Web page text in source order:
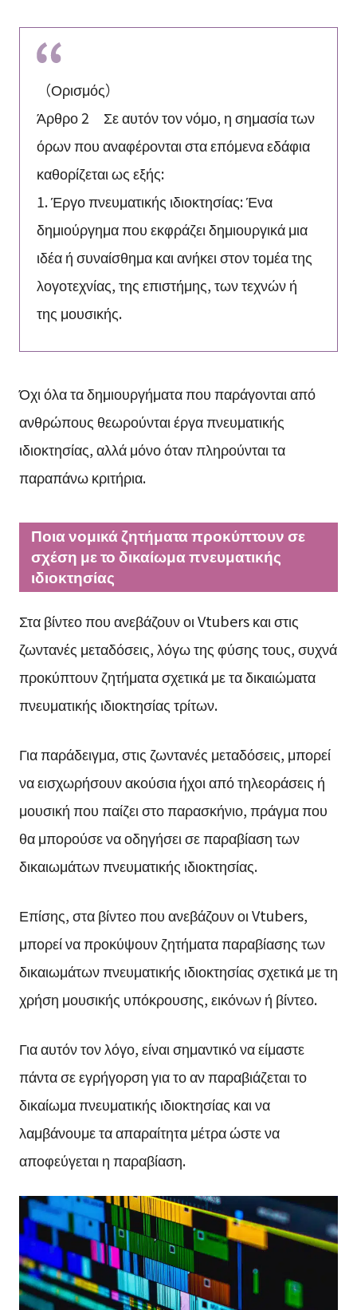
（Ορισμός）
Άρθρο 2 Σε αυτόν τον νόμο, η σημασία των
όρων που αναφέρονται στα επόμενα εδάφια
καθορίζεται ως εξής:
1. Έργο πνευματικής ιδιοκτησίας: Ένα
δημιούργημα που εκφράζει δημιουργικά μια
ιδέα ή συναίσθημα και ανήκει στον τομέα της
λογοτεχνίας, της επιστήμης, των τεχνών ή
της μουσικής.
Όχι όλα τα δημιουργήματα που παράγονται από
ανθρώπους θεωρούνται έργα πνευματικής
ιδιοκτησίας, αλλά μόνο όταν πληρούνται τα
παραπάνω κριτήρια.
Ποια νομικά ζητήματα προκύπτουν σε
σχέση με το δικαίωμα πνευματικής
ιδιοκτησίας
Στα βίντεο που ανεβάζουν οι Vtubers και στις
ζωντανές μεταδόσεις, λόγω της φύσης τους, συχνά
προκύπτουν ζητήματα σχετικά με τα δικαιώματα
πνευματικής ιδιοκτησίας τρίτων.
Για παράδειγμα, στις ζωντανές μεταδόσεις, μπορεί
να εισχωρήσουν ακούσια ήχοι από τηλεοράσεις ή
μουσική που παίζει στο παρασκήνιο, πράγμα που
θα μπορούσε να οδηγήσει σε παραβίαση των
δικαιωμάτων πνευματικής ιδιοκτησίας.
Επίσης, στα βίντεο που ανεβάζουν οι Vtubers,
μπορεί να προκύψουν ζητήματα παραβίασης των
δικαιωμάτων πνευματικής ιδιοκτησίας σχετικά με τη
χρήση μουσικής υπόκρουσης, εικόνων ή βίντεο.
Για αυτόν τον λόγο, είναι σημαντικό να είμαστε
πάντα σε εγρήγορση για το αν παραβιάζεται το
δικαίωμα πνευματικής ιδιοκτησίας και να
λαμβάνουμε τα απαραίτητα μέτρα ώστε να
αποφεύγεται η παραβίαση.